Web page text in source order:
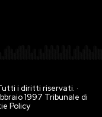
i diritti riservati. ·
1997 Tribunale di
Policy